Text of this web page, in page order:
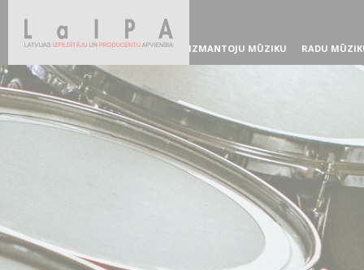
IZMANTOJU MŪZIKU RADU